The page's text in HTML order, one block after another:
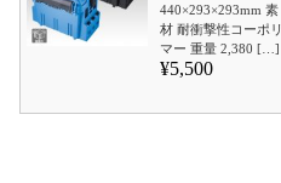
440×293×293mm 素
材 耐衝撃性コーポリ
マー 重量 2,380 […]
¥5,500